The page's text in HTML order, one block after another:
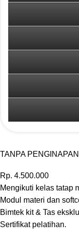
TANPA PENGINAPAN
Rp. 4.500.000
Mengikuti kelas tatap
Modul materi dan
Bimtek kit & Tas
Sertifikat pelatihan.